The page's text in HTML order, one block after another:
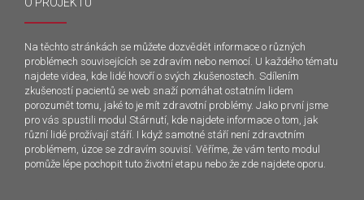
Na těchto stránkách se můžete dozvědět informace o různých
problémech souvisejících se zdravím nebo nemocí. U každého tématu
najdete videa, kde lidé hovoří o svých zkušenostech. Sdílením
zkušeností pacientů se web snaží pomáhat ostatním lidem
porozumět tomu, jaké to je mít zdravotní problémy. Jako první jsme
pro vás spustili modul Stárnutí, kde najdete informace o tom, jak
různí lidé prožívají stáří. I když samotné stáří není zdravotním
problémem, úzce se zdravím souvisí. Věříme, že vám tento modul
pomůže lépe pochopit tuto životní etapu nebo že zde najdete oporu.